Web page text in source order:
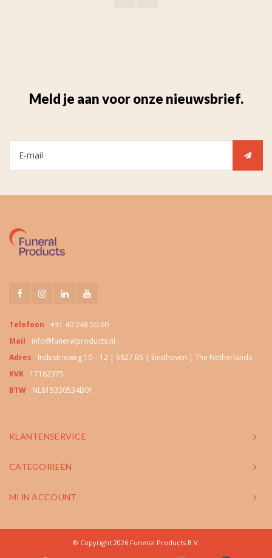
Meld je aan voor onze nieuwsbrief.
Telefoon
+31 40 248 50 60
Mail
info@funeralproducts.nl
Adres
Industrieweg 10 – 12 | 5627 BS | Eindhoven | The Netherlands
KVK
17182375
BTW
NL815330534B01
KLANTENSERVICE
CATEGORIEËN
MIJN ACCOUNT
© Copyright 2026 Funeral Products B.V.